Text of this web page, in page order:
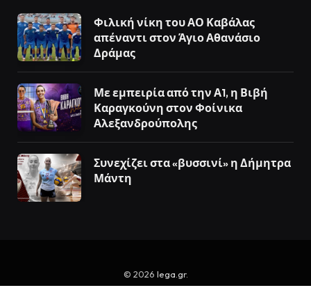
Φιλική νίκη του ΑΟ Καβάλας
απέναντι στον Άγιο Αθανάσιο
Δράμας
Με εμπειρία από την Α1, η Βιβή
Καραγκούνη στον Φοίνικα
Αλεξανδρούπολης
Συνεχίζει στα «βυσσινί» η Δήμητρα
Μάντη
© 2026 lega.gr.